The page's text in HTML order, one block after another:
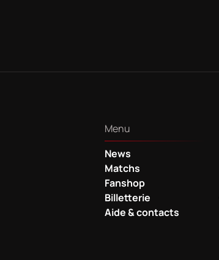
Menu
News
Matchs
Fanshop
Billetterie
Aide & contacts